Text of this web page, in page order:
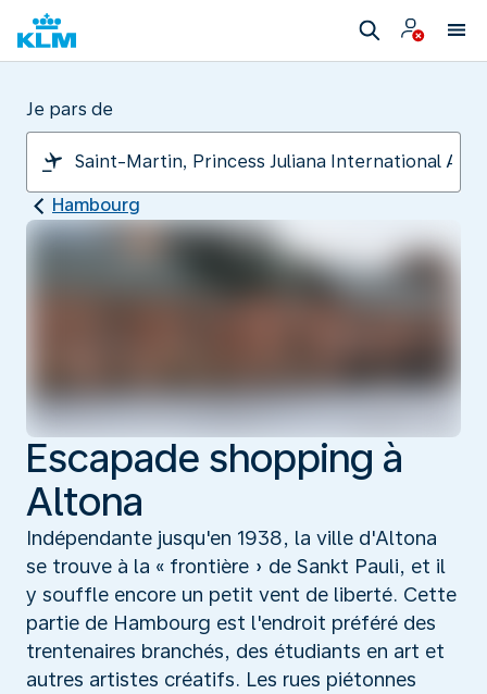
Je pars de
Hambourg
Escapade shopping à
Altona
Indépendante jusqu'en 1938, la ville d'Altona
se trouve à la « frontière » de Sankt Pauli, et il
y souffle encore un petit vent de liberté. Cette
partie de Hambourg est l'endroit préféré des
trentenaires branchés, des étudiants en art et
autres artistes créatifs. Les rues piétonnes